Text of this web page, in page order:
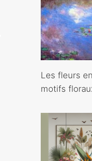
Les fleurs
motifs